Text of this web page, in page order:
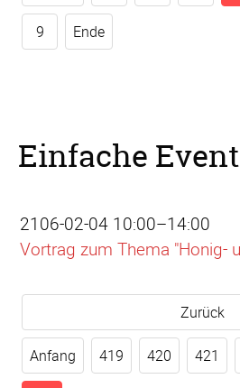
9 Ende
Einfache
2106-02-04 10:00–14:00
Vortrag zum Thema "Honig-
Zurück
Anfang 419 420 421